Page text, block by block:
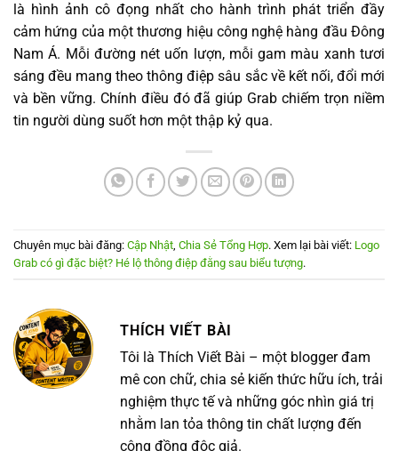
là hình ảnh cô đọng nhất cho hành trình phát triển đầy
cảm hứng của một thương hiệu công nghệ hàng đầu Đông
Nam Á. Mỗi đường nét uốn lượn, mỗi gam màu xanh tươi
sáng đều mang theo thông điệp sâu sắc về kết nối, đổi mới
và bền vững. Chính điều đó đã giúp Grab chiếm trọn niềm
tin người dùng suốt hơn một thập kỷ qua.
Chuyên mục bài đăng: Cập Nhật Chia Sẻ Tổng Hợp. Xem lại bài viết: Logo
Grab có gì đặc biệt? Hé lộ thông điệp đằng sau biểu tượng.
THÍCH VIẾT BÀI
Tôi là Thích Viết Bài – một blogger đam
mê con chữ, chia sẻ kiến thức hữu ích, trải
nghiệm thực tế và những góc nhìn giá trị
nhằm lan tỏa thông tin chất lượng đến
cộng đồng độc giả.